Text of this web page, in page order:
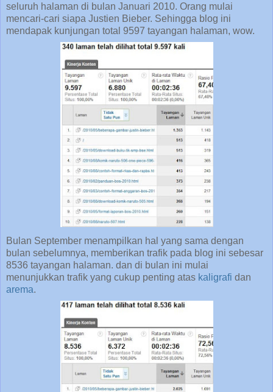
seluruh halaman di bulan Januari 2010. Orang mulai
mencari-cari siapa Justien Bieber. Sehingga blog ini
mendapak kunjungan total 9597 tayangan halaman, wow.
Bulan September menampilkan hal yang sama dengan
bulan sebelumnya, memberikan trafik pada blog ini sebesar
8536 tayangan halaman. dan di bulan ini mulai
menunjukkan trafik yang cukup penting atas kaligrafi dan
arema.